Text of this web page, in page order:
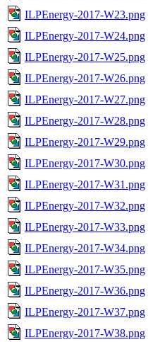
ILPEnergy-2017-W23.png
ILPEnergy-2017-W24.png
ILPEnergy-2017-W25.png
ILPEnergy-2017-W26.png
ILPEnergy-2017-W27.png
ILPEnergy-2017-W28.png
ILPEnergy-2017-W29.png
ILPEnergy-2017-W30.png
ILPEnergy-2017-W31.png
ILPEnergy-2017-W32.png
ILPEnergy-2017-W33.png
ILPEnergy-2017-W34.png
ILPEnergy-2017-W35.png
ILPEnergy-2017-W36.png
ILPEnergy-2017-W37.png
ILPEnergy-2017-W38.png